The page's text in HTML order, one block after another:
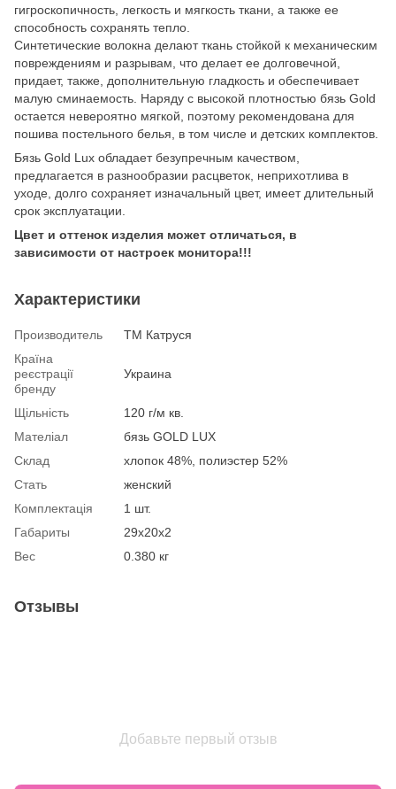
гигроскопичность, легкость и мягкость ткани, а также ее
способность сохранять тепло.
Синтетические волокна делают ткань стойкой к механическим
повреждениям и разрывам, что делает ее долговечной,
придает, также, дополнительную гладкость и обеспечивает
малую сминаемость. Наряду с высокой плотностью бязь Gold
остается невероятно мягкой, поэтому рекомендована для
пошива постельного белья, в том числе и детских комплектов.
Бязь Gold Lux обладает безупречным качеством,
предлагается в разнообразии расцветок, неприхотлива в
уходе, долго сохраняет изначальный цвет, имеет длительный
срок эксплуатации.
Цвет и оттенок изделия может отличаться, в
зависимости от настроек монитора!!!
Характеристики
Производитель
ТМ Катруся
Країна
реєстрації
бренду
Украина
Щільність
120 г/м кв.
Мателіал
бязь GOLD LUX
Склад
хлопок 48%, полиэстер 52%
Стать
женский
Комплектація
1 шт.
Габариты
29х20х2
Вес
0.380 кг
Отзывы
Добавьте первый отзыв